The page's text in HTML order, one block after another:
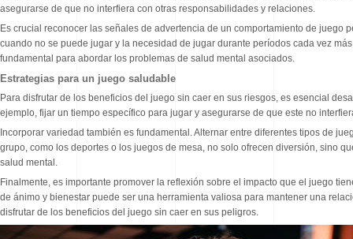
asegurarse de que no interfiera con otras responsabilidades y relaciones.
Es crucial reconocer las señales de advertencia de un comportamiento de
cuando no se puede jugar y la necesidad de jugar durante períodos cada vez
fundamental para abordar los problemas de salud mental asociados.
Estrategias para un juego saludable
Para disfrutar de los beneficios del juego sin caer en sus riesgos, es esencial
ejemplo, fijar un tiempo específico para jugar y asegurarse de que este no
Incorporar variedad también es fundamental. Alternar entre diferentes tipos de
grupo, como los deportes o los juegos de mesa, no solo ofrecen diversión, sino
salud mental.
Finalmente, es importante promover la reflexión sobre el impacto que el juego
de ánimo y bienestar puede ser una herramienta valiosa para mantener una
disfrutar de los beneficios del juego sin caer en sus peligros.